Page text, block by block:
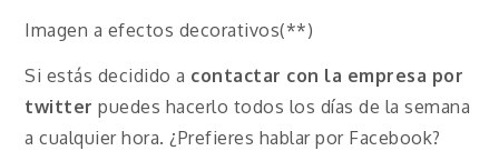
Imagen a efectos decorativos(**)
Si estás decidido a contactar con la empresa por
twitter puedes hacerlo todos los días de la semana
a cualquier hora. ¿Prefieres hablar por Facebook?